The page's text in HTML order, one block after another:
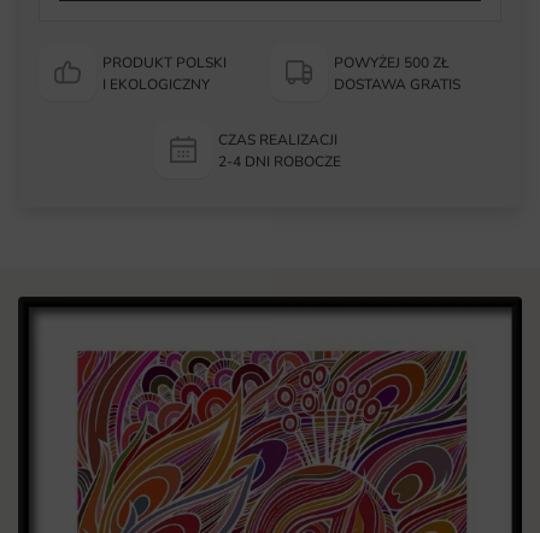
PRODUKT POLSKI
I EKOLOGICZNY
POWYŻEJ 500 ZŁ
DOSTAWA GRATIS
CZAS REALIZACJI
2-4 DNI ROBOCZE